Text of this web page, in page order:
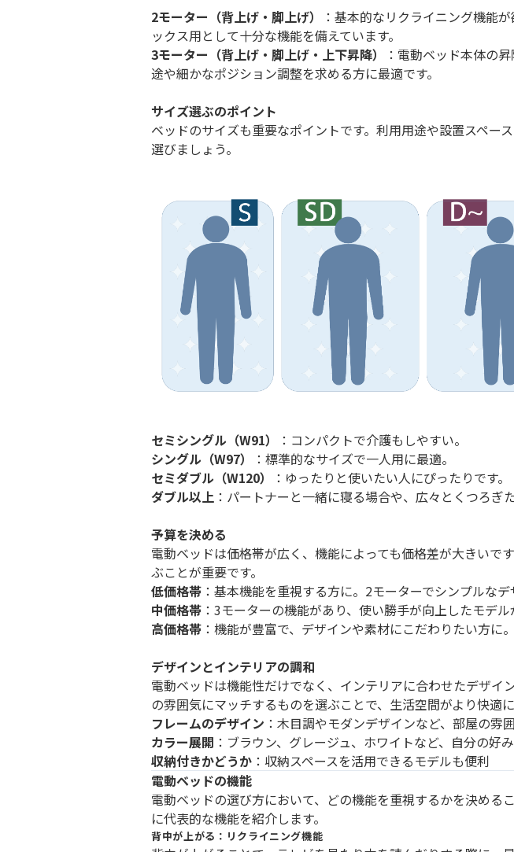
2モーター（背上げ・脚上げ）
：基本的なリクライニング機能
ックス用として十分な機能を備えています。
3モーター（背上げ・脚上げ・上下昇降）
：電動ベッド本体の
途や細かなポジション調整を求める方に最適です。
サイズ選ぶのポイント
ベッドのサイズも重要なポイントです。利用用途や設置スペー
選びましょう。
セミシングル（W91）
：コンパクトで介護もしやすい。
シングル（W97）
：標準的なサイズで一人用に最適。
セミダブル（W120）
：ゆったりと使いたい人にぴったりです。
ダブル以上 ：パートナーと一緒に寝る場合や、広々とくつろぎ
予算を決める
電動ベッドは価格帯が広く、機能によっても価格差が大きいで
ぶことが重要です。
低価格帯 ：基本機能を重視する方に。2モーターでシンプルなデ
中価格帯 ：3モーターの機能があり、使い勝手が向上したモデル
高価格帯 ：機能が豊富で、デザインや素材にこだわりたい方に。
デザインとインテリアの調和
電動ベッドは機能性だけでなく、インテリアに合わせたデザイ
の雰囲気にマッチするものを選ぶことで、生活空間がより快適に
フレームのデザイン ：木目調やモダンデザインなど、部屋の雰
カラー展開 ：ブラウン、グレージュ、ホワイトなど、自分の好
収納付きかどうか ：収納スペースを活用できるモデルも便利
電動ベッドの機能
電動ベッドの選び方において、どの機能を重視するかを決める
に代表的な機能を紹介します。
背中が上がる：リクライニング機能